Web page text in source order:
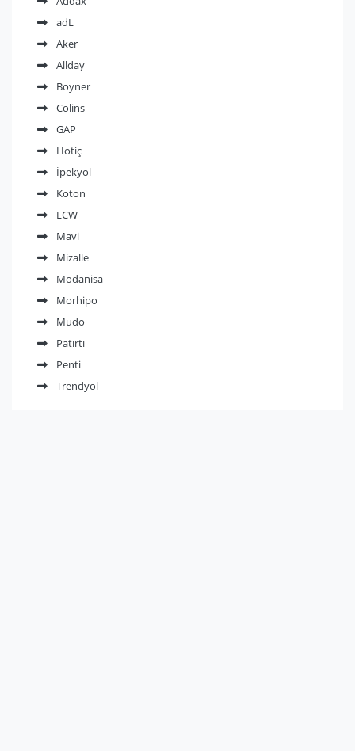
adL
Aker
Allday
Boyner
Colins
GAP
Hotiç
İpekyol
Koton
LCW
Mavi
Mizalle
Modanisa
Morhipo
Mudo
Patırtı
Penti
Trendyol